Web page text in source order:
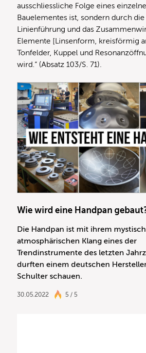
ausschliessliche Folge eines
Bauelementes ist, sondern durch die
Linienführung und das
Elemente [Linsenform, kreisförmig
Tonfelder, Kuppel und
wird.“ (Absatz 103/S. 71).
Wie wird eine Handpan
Die Handpan ist mit ihrem
atmosphärischen Klang eines der
Trendinstrumente des letzten
durften einem deutschen
Schulter schauen.
30.05.2022 5 / 5